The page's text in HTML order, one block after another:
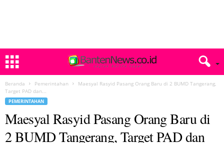
Beranda Pemerintahan
Maesyal Rasyid Pasang Orang Baru di 2 BUMD Tangerang,
Target PAD dan...
PEMERINTAHAN
Maesyal Rasyid Pasang Orang Baru di
2 BUMD Tangerang, Target PAD dan